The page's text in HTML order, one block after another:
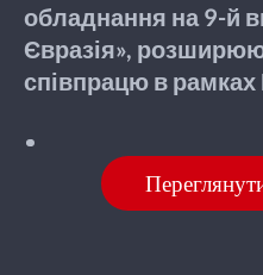
обладнання на 9-й
Євразія»,
співпрацю в